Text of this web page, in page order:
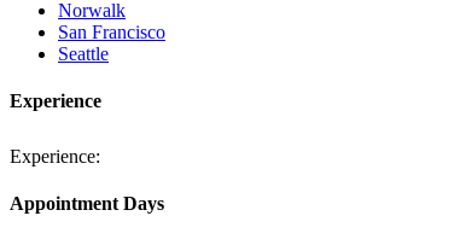
Norwalk
San Francisco
Seattle
Experience
Experience:
Appointment Days